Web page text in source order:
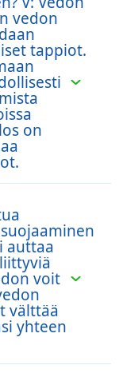
vedon
tappiot.
on
auttaa
voit
välttää
yhteen